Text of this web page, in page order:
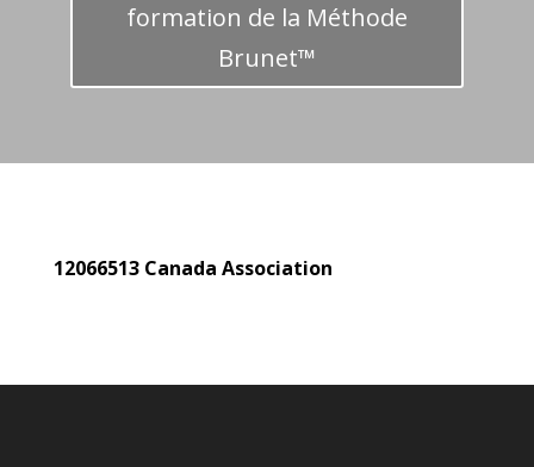
formation de la Méthode
Brunet™
12066513 Canada Association